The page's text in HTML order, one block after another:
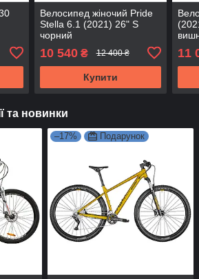
Велосипед жіночий Pride
Stella 6.1 (2021) 26" S
чорний
10 540₴ 12 400 ₴
Купити
11
та новинки
–17% Подарунок